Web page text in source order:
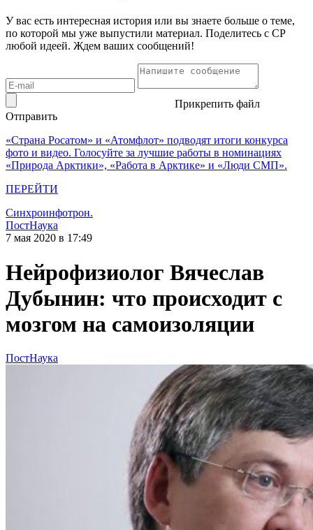
У вас есть интересная история или вы знаете больше о теме,
по которой мы уже выпустили материал. Поделитесь с СР
любой идеей. Ждем ваших сообщений!
Прикрепить файл
Отправить
«Страна Росатом» и «Атомфлот» подводят итоги конкурса
фото и видео. Голосуйте за лучшие работы в номинациях
«Природа Арктики», «Работа в Арктике» и «Люди СМП».
ПЕРЕЙТИ
Синхроинфотрон.
ПостНаука
7 мая 2020 в 17:49
Нейрофизиолог Вячеслав
Дубынин: что происходит с
мозгом на самоизоляции
ПостНаука